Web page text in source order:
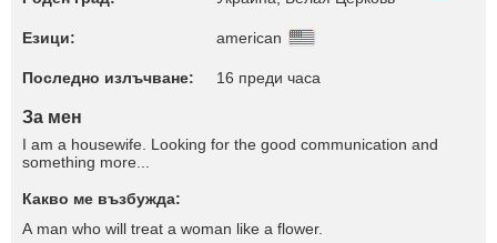
Езици: american
Последно излъчване: 16 преди часа
За мен
I am a housewife. Looking for the good communication and
something more...
Какво ме възбужда:
A man who will treat a woman like a flower.